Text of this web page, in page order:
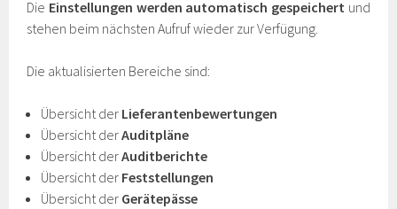
Die Einstellungen werden automatisch gespeichert und
stehen beim nächsten Aufruf wieder zur Verfügung.
Die aktualisierten Bereiche sind:
Übersicht der Lieferantenbewertungen
Übersicht derAuditpläne
Übersicht derAuditberichte
Übersicht der Feststellungen
Übersicht der Gerätepässe